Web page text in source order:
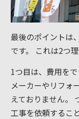
最後のポイントは
です。 これは2つ
1つ目は、費用を
メーカーやリフォ
えておりません。
工事を依頼するこ